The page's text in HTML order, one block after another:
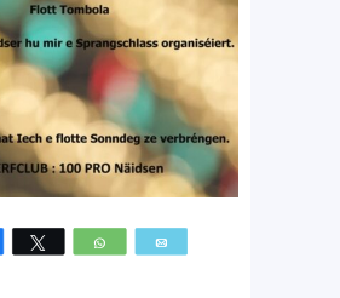
Partagez Tweetez WhatsApp